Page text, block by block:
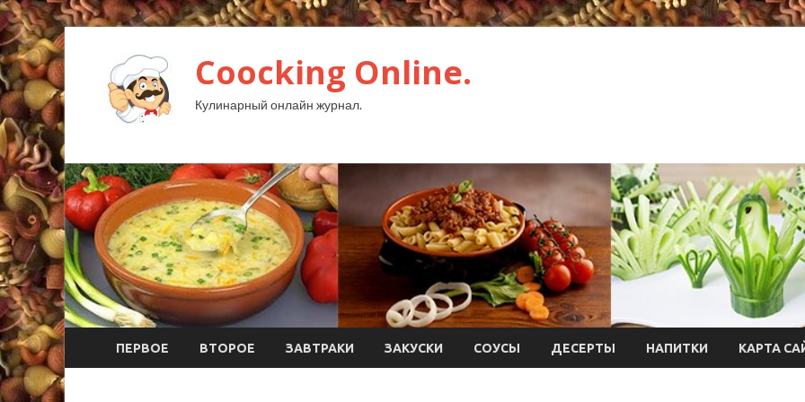
Coocking Online.
Кулинарный онлайн журнал.
ПЕРВОЕ ВТОРОЕ ЗАВТРАКИ ЗАКУСКИ СОУСЫ ДЕСЕРТЫ НАПИТКИ КАРТА